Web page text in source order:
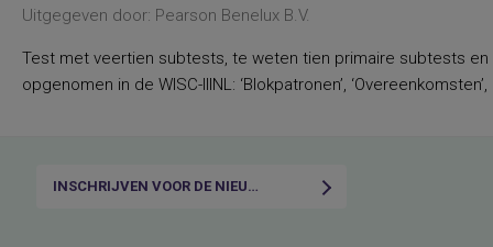
Uitgegeven door: Pearson Benelux B.V.
Test met veertien subtests, te weten tien primaire subtests
opgenomen in de WISC-IIINL: ‘Blokpatronen’,
INSCHRIJVEN VOOR DE NIEUWSBRIEF